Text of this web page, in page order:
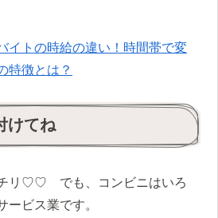
イトの時給の違い！時間帯で変
特徴とは？
けてね
リ ♡♡ でも、コンビニはいろ
ービス業です。